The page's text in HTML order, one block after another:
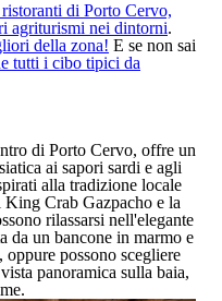
di Porto Cervo,
agriturismi nei dintorni.
della zona! E se non sai
tutti i cibo tipici da
di Porto Cervo, offre un
ai sapori sardi e agli
alla tradizione locale
Crab Gazpacho e la
rilassarsi nell'elegante
da un bancone in marmo e
possono scegliere
panoramica sulla baia,